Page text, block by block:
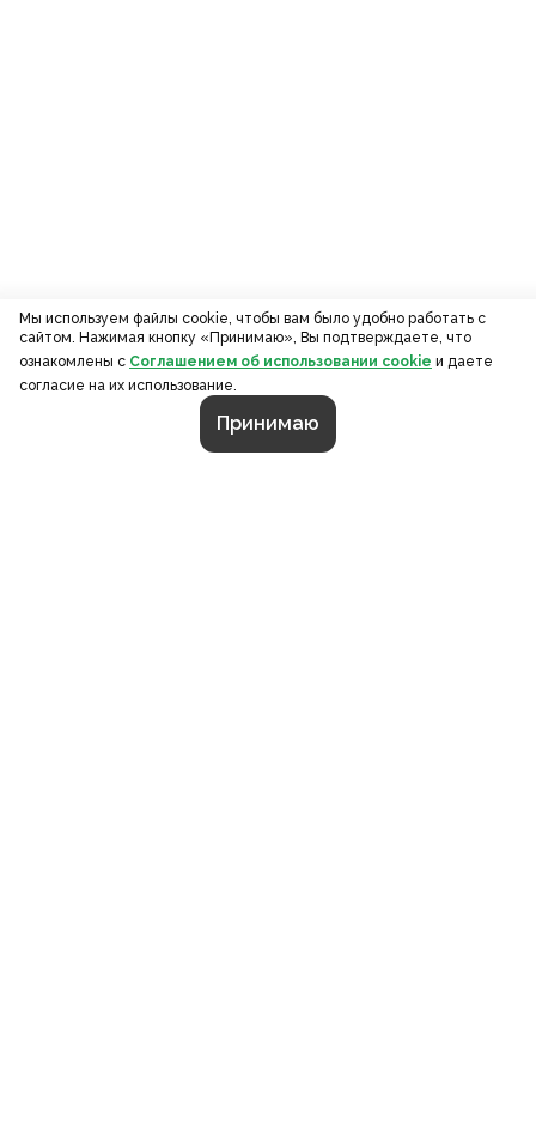
Мы используем файлы cookie, чтобы вам было удобно работать с
сайтом. Нажимая кнопку «Принимаю», Вы подтверждаете, что
ознакомлены с Соглашением об использовании cookie и даете
согласие на их использование.
Принимаю